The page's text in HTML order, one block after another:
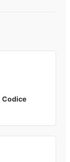
Codice